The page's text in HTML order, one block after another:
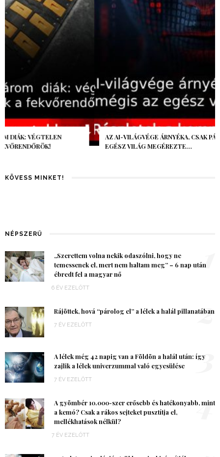
AZ AI-VILÁGVÉGE ÁRNYÉKA, CSAK PÁR ÓRA VOLT, MÉGIS AZ
EGÉSZ VILÁG MEGÉREZTE…
KÖVESS MINKET!
NÉPSZERŰ
„Szerettem volna nekik odaszólni, hogy ne
temessenek el, mert nem haltam meg” – 6 nap után
ébredt fel a magyar nő
6 ÉV EZELŐTT
1
Rájöttek, hová “párolog el” a lélek a halál pillanatában
7 ÉV EZELŐTT 2
A lélek még 42 napig van a Földön a halál után: így
zajlik a lélek univerzummal való egyesülése
7 ÉV EZELŐTT
3
A gyömbér 10.000-szer erősebb és hatékonyabb, mint
a kemó? Csak a rákos sejteket pusztítja el,
mellékhatások nélkül?
7 ÉV EZELŐTT
4